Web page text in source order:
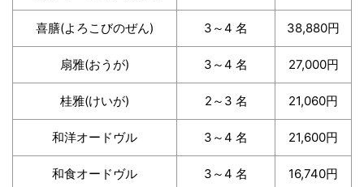
喜膳(よろこびのぜん) 3～4 名 38,880円
扇雅(おうが) 3～4 名 27,000円
桂雅(けいが) 2～3 名 21,060円
和洋オードヴル 3～4 名 21,600円
和食オードヴル 3～4 名 16,740円